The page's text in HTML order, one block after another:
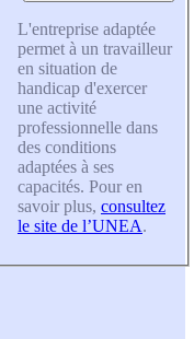
L'entreprise adaptée
permet à un travailleur
en situation de
handicap d'exercer
une activité
professionnelle dans
des conditions
adaptées à ses
capacités. Pour en
savoir plus, consultez
le site de l’UNEA.